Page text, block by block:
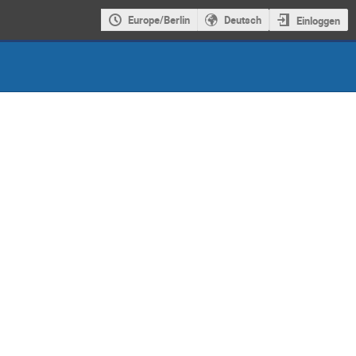
Europe/Berlin Deutsch Einloggen